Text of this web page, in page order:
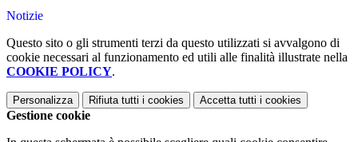
Notizie
Questo sito o gli strumenti terzi da questo utilizzati si avvalgono di
cookie necessari al funzionamento ed utili alle finalità illustrate nella
COOKIE POLICY.
Personalizza Rifiuta tutti i cookies Accetta tutti i cookies
Gestione cookie